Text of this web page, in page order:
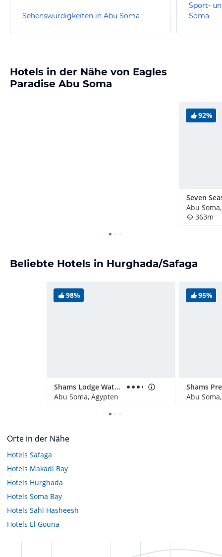
Sehenswürdigkeiten in Abu Soma
Sport-
Soma
Hotels in der Nähe von Eagles
Paradise Abu Soma
92%
Abu
363m
Beliebte Hotels in Hurghada/Safaga
98%
Shams Lodge Water Sports Resort, Abu Soma
Abu Soma, Ägypten
95%
Abu
Orte in der Nähe
Hotels Safaga
Hotels Makadi Bay
Hotels Hurghada
Hotels Soma Bay
Hotels Sahl Hasheesh
Hotels El Gouna